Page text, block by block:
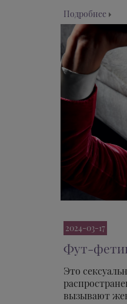
Подробнее
2024-03-17
Фут-
Это
вызывают